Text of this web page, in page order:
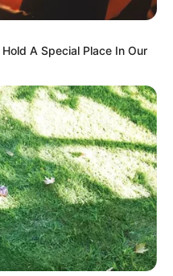
A Special Place In Our